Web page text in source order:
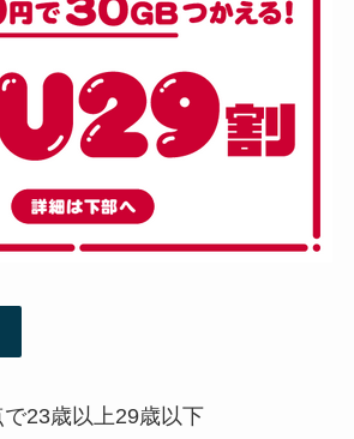
23歳以上29歳以下